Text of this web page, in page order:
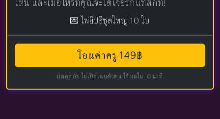
ไหน และเมื่อไหร่ที่คุณจะได้เจอรักแท้สักที!
💌 ไพ่ยิปซีชุดใหญ่ 10 ใบ
โอนค่าครู 149฿
ปลอดภัย ไม่เปิดเผยตัวตน ได้ผลใน 10 นาที